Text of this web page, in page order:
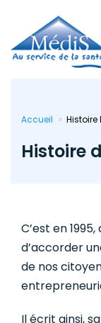
contenu
principal
Accueil Histoire
Histoire
C’est en
d’accorder
de nos
Il écrit ainsi,